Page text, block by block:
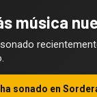
música
sonado en